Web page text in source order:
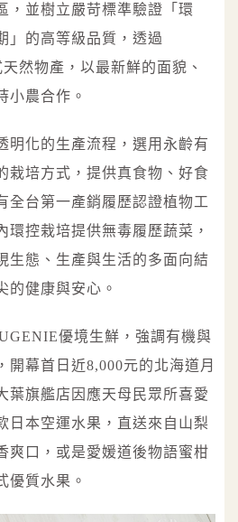
，並樹立嚴苛標準驗證「環
」的高等級品質，透過
然物產，以最新鮮的面貌、
小農合作。
明化的生產流程，選用永齡有
栽培方式，提供真食物、好食
全台第一產銷履歷認證植物工
環控栽培提供無毒履歷蔬菜，
生態、生產與生活的多面向結
的健康與安心。
優境生鮮，強調有機與
開幕首日近8,000元的北海道月
葉旗艦店因應天母民眾所喜愛
日本空運水果，直送來自山梨
爽口，或是愛媛道後物語蜜柑
優質水果。